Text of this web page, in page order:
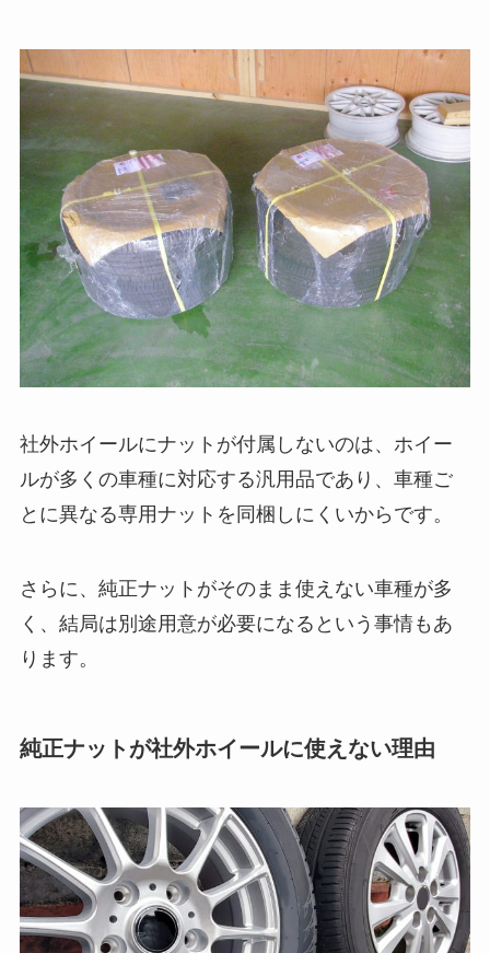
社外ホイールにナットが付属しないのは、ホイー
ルが多くの車種に対応する汎用品であり、車種ご
とに異なる専用ナットを同梱しにくいからです。
さらに、純正ナットがそのまま使えない車種が多
く、結局は別途用意が必要になるという事情もあ
ります。
純正ナットが社外ホイールに使えない理由